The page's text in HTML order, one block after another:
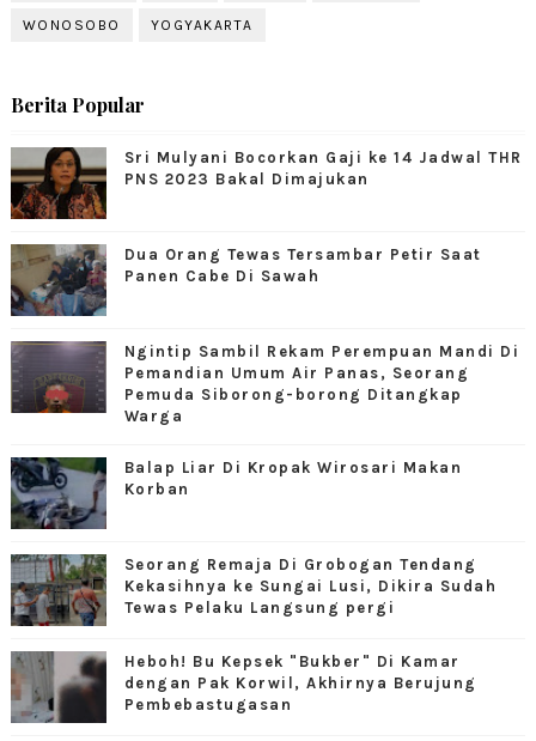
WONOSOBO YOGYAKARTA
Berita Popular
Sri Mulyani Bocorkan Gaji ke 14 Jadwal THR
PNS 2023 Bakal Dimajukan
Dua Orang Tewas Tersambar Petir Saat
Panen Cabe Di Sawah
Ngintip Sambil Rekam Perempuan Mandi Di
Pemandian Umum Air Panas, Seorang
Pemuda Siborong-borong Ditangkap
Warga
Balap Liar Di Kropak Wirosari Makan
Korban
Seorang Remaja Di Grobogan Tendang
Kekasihnya ke Sungai Lusi, Dikira Sudah
Tewas Pelaku Langsung pergi
Heboh! Bu Kepsek "Bukber" Di Kamar
dengan Pak Korwil, Akhirnya Berujung
Pembebastugasan